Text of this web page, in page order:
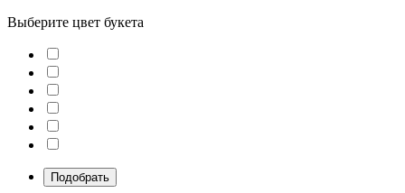
Выберите цвет букета
Подобрать